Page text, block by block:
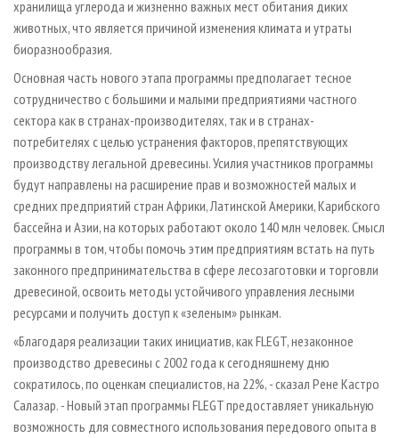
хранилища углерода и жизненно важных мест обитания диких
животных, что является причиной изменения климата и утраты
биоразнообразия.
Основная часть нового этапа программы предполагает тесное
сотрудничество с большими и малыми предприятиями частного
сектора как в странах-производителях, так и в странах-
потребителях с целью устранения факторов, препятствующих
производству легальной древесины. Усилия участников программы
будут направлены на расширение прав и возможностей малых и
средних предприятий стран Африки, Латинской Америки, Карибского
бассейна и Азии, на которых работают около 140 млн человек. Смысл
программы в том, чтобы помочь этим предприятиям встать на путь
законного предпринимательства в сфере лесозаготовки и торговли
древесиной, освоить методы устойчивого управления лесными
ресурсами и получить доступ к «зеленым» рынкам.
«Благодаря реализации таких инициатив, как FLEGT, незаконное
производство древесины с 2002 года к сегодняшнему дню
сократилось, по оценкам специалистов, на 22%, - сказал Рене Кастро
Салазар. - Новый этап программы FLEGT предоставляет уникальную
возможность для совместного использования передового опыта в